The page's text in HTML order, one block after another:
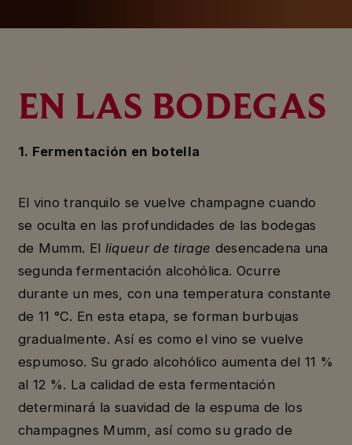
EN LAS BODEGAS
1. Fermentación en botella
El vino tranquilo se vuelve champagne cuando
se oculta en las profundidades de las bodegas
de Mumm. El liqueur de tirage desencadena una
segunda fermentación alcohólica. Ocurre
durante un mes, con una temperatura constante
de 11 °C. En esta etapa, se forman burbujas
gradualmente. Así es como el vino se vuelve
espumoso. Su grado alcohólico aumenta del 11 %
al 12 %. La calidad de esta fermentación
determinará la suavidad de la espuma de los
champagnes Mumm, así como su grado de